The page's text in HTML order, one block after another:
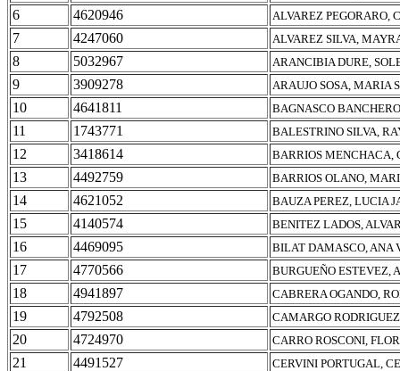
6 4620946 ALVAREZ PEGORARO,
7 4247060 ALVAREZ SILVA,
8 5032967 ARANCIBIA DURE,
9 3909278 ARAUJO SOSA, MARIA
10 4641811 BAGNASCO
11 1743771 BALESTRINO SILVA,
12 3418614 BARRIOS MENCHACA,
13 4492759 BARRIOS OLANO,
14 4621052 BAUZA PEREZ, LUCIA
15 4140574 BENITEZ LADOS,
16 4469095 BILAT DAMASCO, ANA
17 4770566 BURGUEÑO ESTEVEZ,
18 4941897 CABRERA OGANDO,
19 4792508 CAMARGO
20 4724970 CARRO ROSCONI,
21 4491527 CERVINI PORTUGAL,